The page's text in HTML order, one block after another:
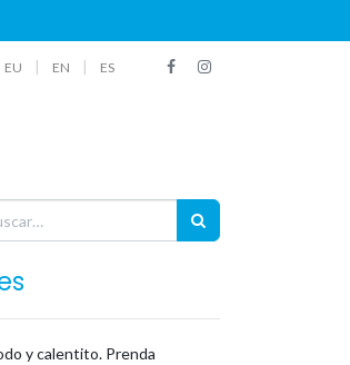
EU EN ES
y calentito. Prenda